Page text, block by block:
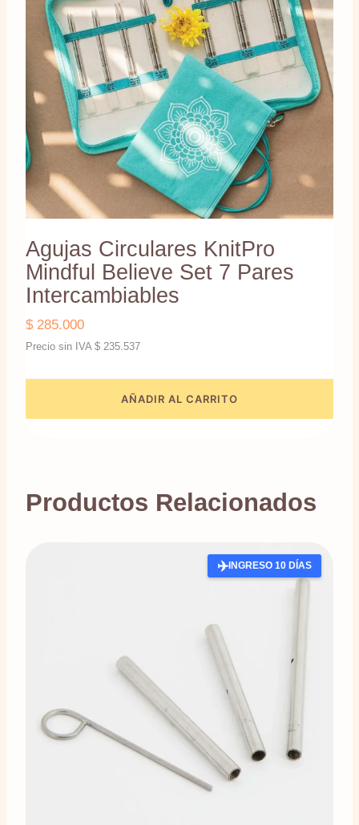
Agujas Circulares KnitPro
Mindful Believe Set 7 Pares
Intercambiables
$285.000
Precio sin IVA $ 235.537
AÑADIR AL CARRITO
Productos Relacionados
✈️INGRESO 10 DÍAS